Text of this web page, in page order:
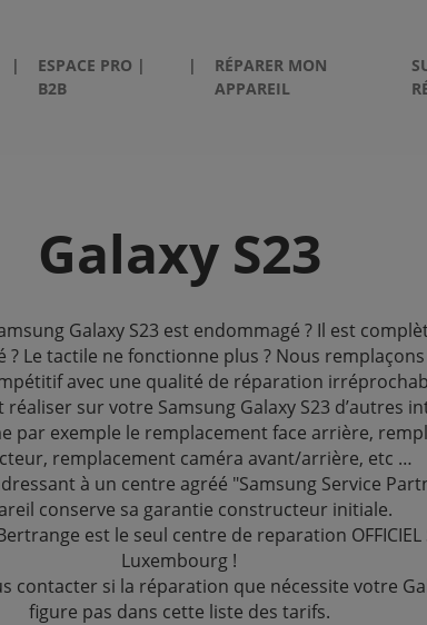
|
ESPACE PRO |
B2B
|
RÉPARER MON
APPAREIL
Galaxy S23
Galaxy S23 est endommagé ? Il est
Le tactile ne fonctionne plus ? Nous
avec une qualité de réparation
sur votre Samsung Galaxy S23 d’autres
par exemple le remplacement face arrière,
remplacement caméra avant/arrière, etc …
à un centre agréé "Samsung Service
conserve sa garantie constructeur initiale.
est le seul centre de reparation
Luxembourg !
contacter si la réparation que nécessite votre
figure pas dans cette liste des tarifs.